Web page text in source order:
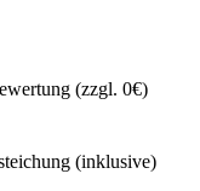
(zzgl. 0€)
(inklusive)